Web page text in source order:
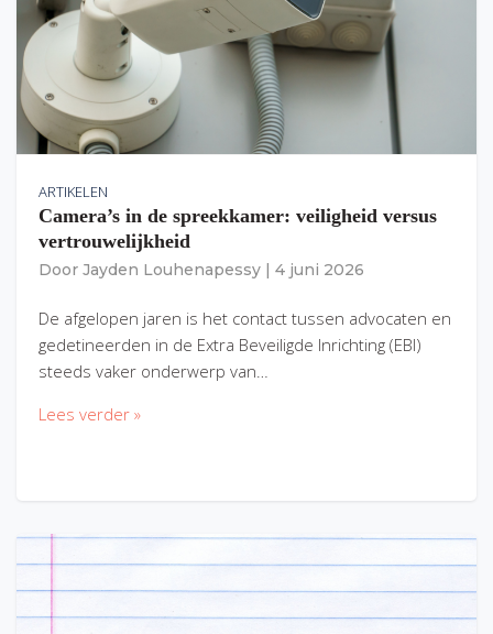
ARTIKELEN
Camera’s in de spreekkamer: veiligheid versus
vertrouwelijkheid
Door Jayden Louhenapessy 4 juni 2026
De afgelopen jaren is het contact tussen advocaten en
gedetineerden in de Extra Beveiligde Inrichting (EBI)
steeds vaker onderwerp van…
Lees verder »